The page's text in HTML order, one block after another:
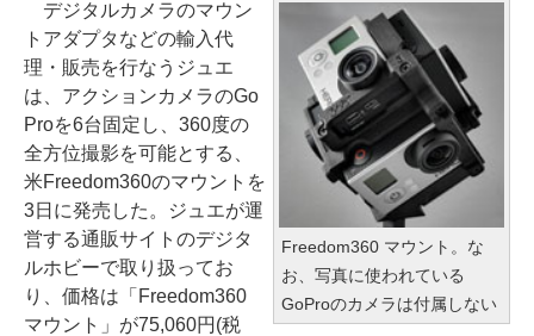
Freedom360 マウント。な
お、写真に使われている
GoProのカメラは付属しない
デジタルカメラのマウン
トアダプタなどの輸入代
理・販売を行なうジュエ
は、アクションカメラのGo
Proを6台固定し、360度の
全方位撮影を可能とする、
米Freedom360のマウントを
3日に発売した。ジュエが運
営する通販サイトのデジタ
ルホビーで取り扱ってお
り、価格は「Freedom360
マウント」が75,060円(税